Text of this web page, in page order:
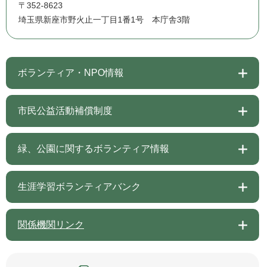
〒352-8623
埼玉県新座市野火止一丁目1番1号 本庁舎3階
ボランティア・NPO情報
市民公益活動補償制度
緑、公園に関するボランティア情報
生涯学習ボランティアバンク
関係機関リンク